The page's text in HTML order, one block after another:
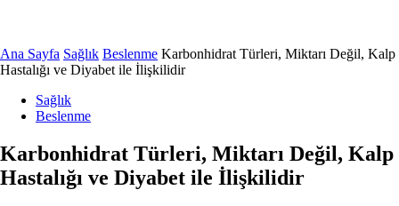
Ana Sayfa Sağlık Beslenme Karbonhidrat Türleri, Miktarı Değil, Kalp
Hastalığı ve Diyabet ile İlişkilidir
Sağlık
Beslenme
Karbonhidrat Türleri, Miktarı Değil, Kalp
Hastalığı ve Diyabet ile İlişkilidir